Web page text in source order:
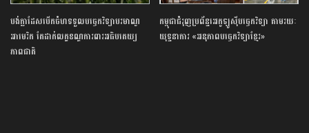
បង់ក្លាដែស​បើកចំហ​ទទួល​បច្ចេកវិទ្យា​បរមាណូ​
អាមេរិក​ តែ​ដាក់​លក្ខខណ្ឌ​ការពារ​អធិបតេយ្យ
ភាព​ជាតិ​
កម្ពុជា​ជំរុញ​ប្រព័ន្ធ​អេកូឡូស៊ី​បច្ចេកវិទ្យា ​តាមរយៈ​
យុទ្ធនាការ​ «​អនុភាព​បច្ចេកវិទ្យា​ខ្មែរ​»